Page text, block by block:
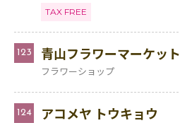
TAX FREE
123 青山フラワーマーケット
フラワーショップ
124 アコメヤ トウキョウ